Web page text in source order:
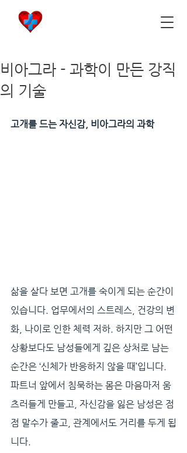
비아그라 - 과학이 만든 강직
의 기술
고개를 드는 자신감, 비아그라의 과학
삶을 살다 보면 고개를 숙이게 되는 순간이
있습니다. 업무에서의 스트레스, 건강의 변
화, 나이로 인한 체력 저하. 하지만 그 어떤
상황보다도 남성들에게 깊은 상처로 남는
순간은 ‘신체가 반응하지 않을 때’입니다.
파트너 앞에서 침묵하는 몸은 마음마저 움
츠러들게 만들고, 자신감을 잃은 남성은 점
점 말수가 줄고, 관계에서도 거리를 두게 됩
니다.